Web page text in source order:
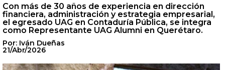
Con más de 30 años de experiencia en dirección
financiera, administración y estrategia empresarial,
el egresado UAG en Contaduría Pública, se integra
como Representante UAG Alumni en Querétaro.
Por: Iván Dueñas
21/Abr/2026